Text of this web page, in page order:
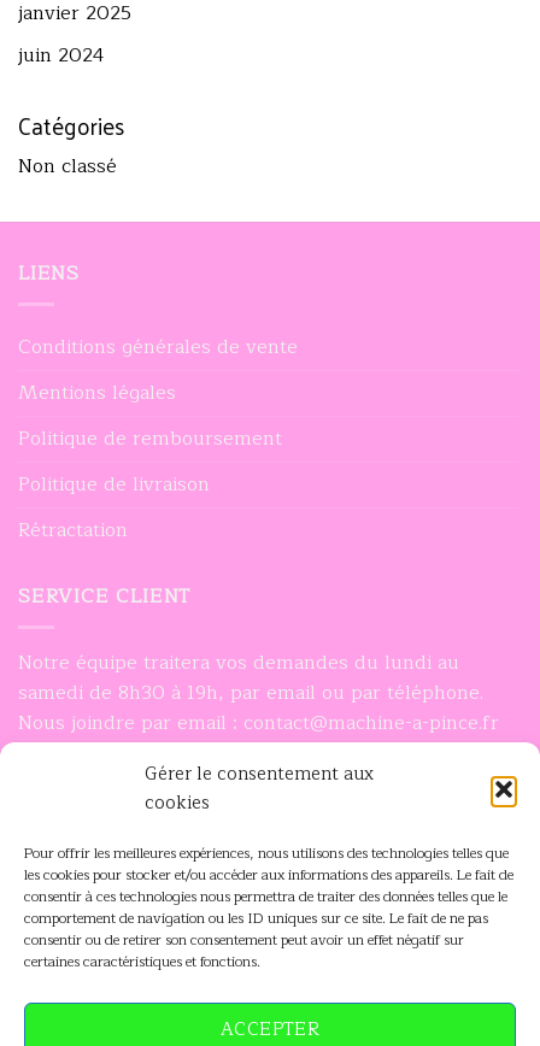
Gérer le consentement aux
cookies
Pour offrir les meilleures expériences, nous utilisons des technologies telles que
les cookies pour stocker et/ou accéder aux informations des appareils. Le fait de
consentir à ces technologies nous permettra de traiter des données telles que le
comportement de navigation ou les ID uniques sur ce site. Le fait de ne pas
consentir ou de retirer son consentement peut avoir un effet négatif sur
certaines caractéristiques et fonctions.
ACCEPTER
janvier 2025
juin 2024
Catégories
Non classé
LIENS
Conditions générales de vente
Mentions légales
Politique de remboursement
Politique de livraison
Rétractation
SERVICE CLIENT
Notre équipe traitera vos demandes du lundi au
samedi de 8h30 à 19h, par email ou par téléphone.
Nous joindre par email : contact@machine-a-pince.fr
INFORMATIONS
Mon compte
Contactez-nous
Suivi de livraison